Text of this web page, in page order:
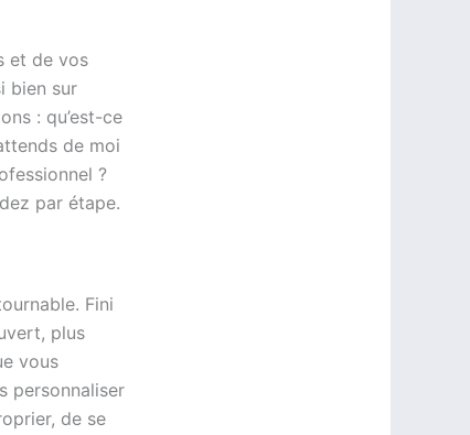
et de vos
bien sur
: qu’est-ce
de moi
?
par étape.
Fini
plus
vous
personnaliser
de se